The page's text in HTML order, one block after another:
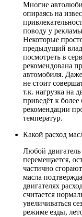
Многие
опираясь на
поводу у
Некоторые
предыдущий
посмотреть в
рекомендована
автомобиля.
не стоит
т.к. нагрузка на
приведёт к более
рекомендации
температур.
Какой расход
Любой двигатель
перемещается,
частично
масла
двигателях
считается
увеличиваться
режиме езды,